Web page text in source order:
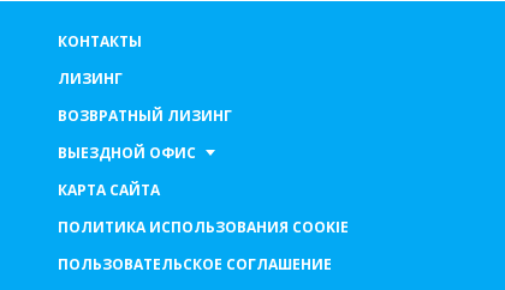
КОНТАКТЫ
ЛИЗИНГ
ВОЗВРАТНЫЙ ЛИЗИНГ
ВЫЕЗДНОЙ ОФИС
КАРТА САЙТА
ПОЛИТИКА ИСПОЛЬЗОВАНИЯ COOKIE
ПОЛЬЗОВАТЕЛЬСКОЕ СОГЛАШЕНИЕ